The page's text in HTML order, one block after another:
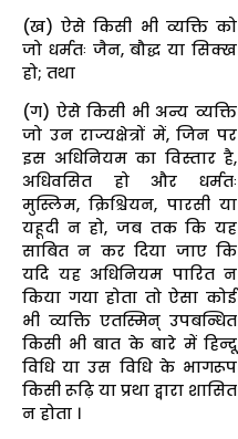
(ख) ऐसे किसी भी व्यक्ति को
जो धर्मतः जैन, बौद्ध या सिक्ख
हो; तथा
(ग) ऐसे किसी भी अन्य व्यक्ति
जो उन राज्यक्षेत्रों में, जिन पर
इस अधिनियम का विस्तार है,
अधिवसित हो और धर्मतः
मुस्लिम, क्रिश्चियन, पारसी या
यहूदी न हो, जब तक कि यह
साबित न कर दिया जाए कि
यदि यह अधिनियम पारित न
किया गया होता तो ऐसा कोई
भी व्यक्ति एतस्मिन् उपबन्धित
किसी भी बात के बारे में हिन्दू
विधि या उस विधि के भागरूप
किसी रूढ़ि या प्रथा द्वारा शासित
न होता ।